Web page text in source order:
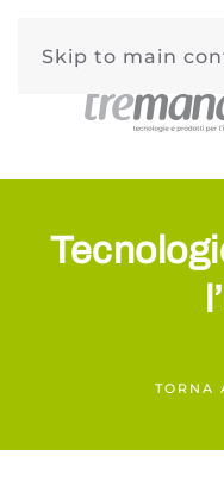
Skip to main
TORNA